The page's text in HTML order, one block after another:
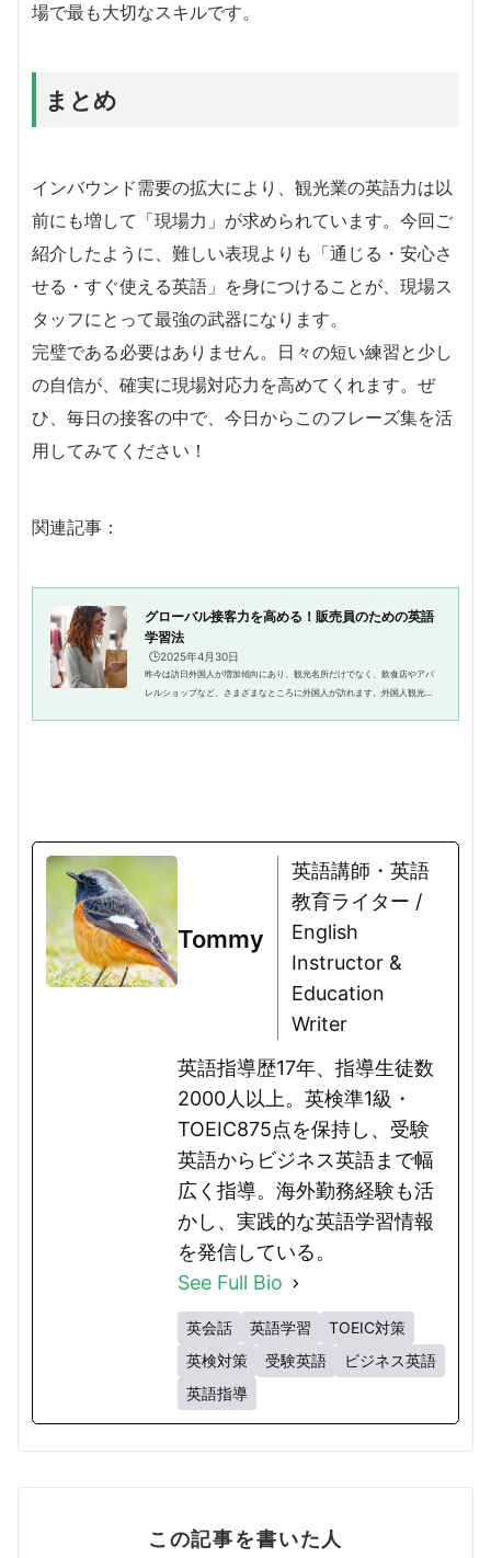
場で最も大切なスキルです。
まとめ
インバウンド需要の拡大により、観光業の英語力は以
前にも増して「現場力」が求められています。今回ご
紹介したように、難しい表現よりも「通じる・安心さ
せる・すぐ使える英語」を身につけることが、現場ス
タッフにとって最強の武器になります。
完璧である必要はありません。日々の短い練習と少し
の自信が、確実に現場対応力を高めてくれます。ぜ
ひ、毎日の接客の中で、今日からこのフレーズ集を活
用してみてください！
関連記事：
グローバル接客力を高める！販売員のための英語
学習法
🕒️2025年4月30日
昨今は訪日外国人が増加傾向にあり、観光名所だけでなく、飲食店やアパ
レルショップなど、さまざまなところに外国人が訪れます。外国人観光客
Tommy
英語講師・英語
教育ライター /
English
Instructor &
Education
Writer
英語指導歴17年、指導生徒数
2000人以上。英検準1級・
TOEIC875点を保持し、受験
英語からビジネス英語まで幅
広く指導。海外勤務経験も活
かし、実践的な英語学習情報
を発信している。
See Full Bio
英会話 英語学習
TOEIC対策
英検対策
受験英語
ビジネス英語
英語指導
この記事を書いた人